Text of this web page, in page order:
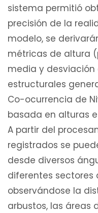
sistema permitió
precisión de la
modelo, se
métricas de altura
media y
estructurales
Co-ocurrencia de
basada en alturas
A partir del
registrados se
desde diversos
diferentes sectores
observándose la
arbustos, las áreas